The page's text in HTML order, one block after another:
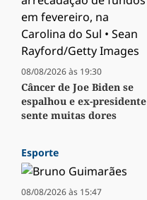
08/08/2026 às 19:30
Câncer de Joe Biden se
espalhou e ex-presidente
sente muitas dores
Esporte
08/08/2026 às 15:47